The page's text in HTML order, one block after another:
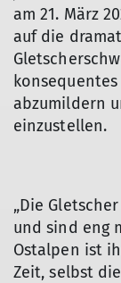
am 21. März
auf die
abzumildern
einzustellen.
„Die
und sind eng
Ostalpen ist
Zeit, selbst